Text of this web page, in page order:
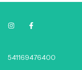
541169476400